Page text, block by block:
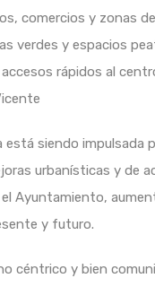
comercios y zonas
verdes y espacios
rápidos al
está siendo impulsada
urbanísticas y de
Ayuntamiento,
y futuro.
céntrico y bien